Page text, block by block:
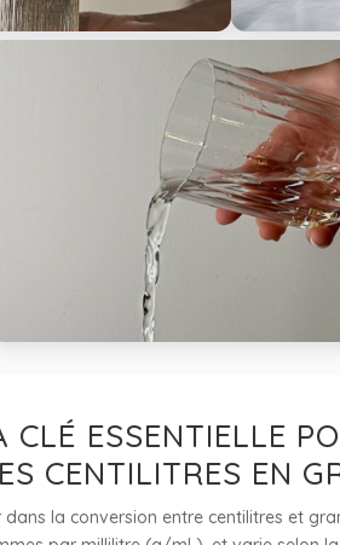
CLÉ ESSENTIELLE
CENTILITRES EN
la conversion entre centilitres et